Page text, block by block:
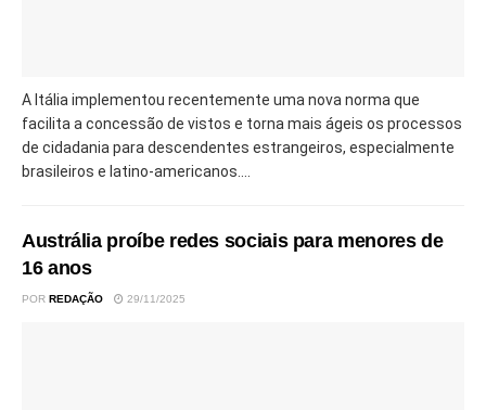
A Itália implementou recentemente uma nova norma que
facilita a concessão de vistos e torna mais ágeis os processos
de cidadania para descendentes estrangeiros, especialmente
brasileiros e latino-americanos....
Austrália proíbe redes sociais para menores de
16 anos
POR REDAÇÃO 29/11/2025